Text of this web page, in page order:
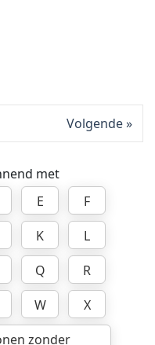
Volgende
met
E
F
K
L
Q
R
W
X
zonder